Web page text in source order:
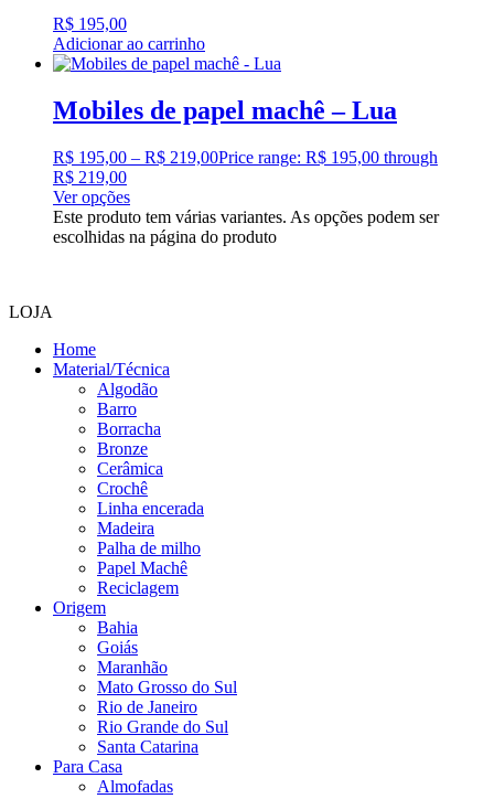
R$ 195,00
Adicionar ao carrinho
Mobiles de papel machê – Lua
R$ 195,00 – R$ 219,00Price range: R$ 195,00 through
R$ 219,00
Ver opções
Este produto tem várias variantes. As opções podem ser
escolhidas na página do produto
LOJA
Home
Material/Técnica
Algodão
Barro
Borracha
Bronze
Cerâmica
Crochê
Linha encerada
Madeira
Palha de milho
Papel Machê
Reciclagem
Origem
Bahia
Goiás
Maranhão
Mato Grosso do Sul
Rio de Janeiro
Rio Grande do Sul
Santa Catarina
Para Casa
Almofadas